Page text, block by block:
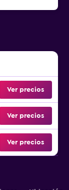
Ver precios
Ver precios
Ver precios